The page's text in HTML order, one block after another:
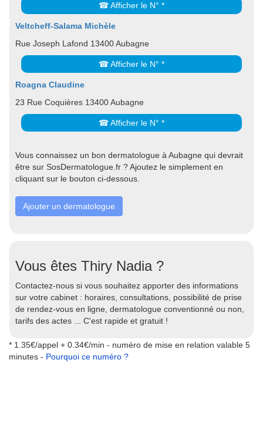
☎ Afficher le N° *
Veltcheff-Salama Michèle
Rue Joseph Lafond 13400 Aubagne
☎ Afficher le N° *
Roagna Claudine
23 Rue Coquières 13400 Aubagne
☎ Afficher le N° *
Vous connaissez un bon dermatologue à Aubagne qui devrait
être sur SosDermatologue.fr ? Ajoutez le simplement en
cliquant sur le bouton ci-dessous.
Ajouter un dermatologue
Vous êtes Thiry Nadia ?
Contactez-nous si vous souhaitez apporter des informations
sur votre cabinet : horaires, consultations, possibilité de prise
de rendez-vous en ligne, dermatologue conventionné ou non,
tarifs des actes ... C'est rapide et gratuit !
* 1.35€/appel + 0.34€/min - numéro de mise en relation valable 5
minutes - Pourquoi ce numéro ?